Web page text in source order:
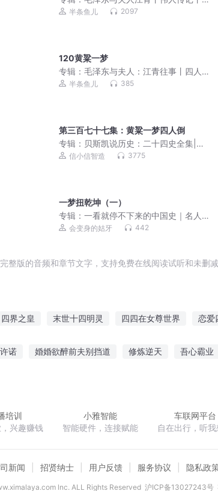
毛泽东晚年生活
半条鱼儿 2097
120黄粱一梦
专辑：毛泽东与夫人：江青往事丨四人
帮往事丨毛泽东晚年生活
半条鱼儿 385
第三百七十七集：黄粱一梦四人倒
专辑： 贝斯凯说历史：二十四史全集|五
千年文化传承|以史为鉴
信小信智造 3775
一梦扭乾坤（一）
专辑：一看就停不下来的中国史｜名人
传记政治商业｜大牛人奇闻逸事录｜历
会变身的姑牙 442
版的音频和章节文字，支持免费在线阅读试听和未删减
四界之皇 末世十四明灵 四四在女尊世界 恋爱
诺 婚婚欲醉前夫别挡道 修炼逆天 吾心霸业
培训
兴趣赚钱
小雅智能
智能硬件，连接赋能
车联网平台
自在出行，听
新闻 招贤纳士 用户反馈 服务协议 隐私政
lnc. ALL Rights Reserved 沪ICP备13027243号